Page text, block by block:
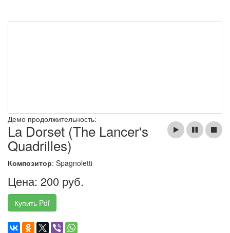
Демо продолжительность:
La Dorset (The Lancer's
Quadrilles)
Композитор: Spagnoletti
Цена: 200 руб.
Купить Pdf